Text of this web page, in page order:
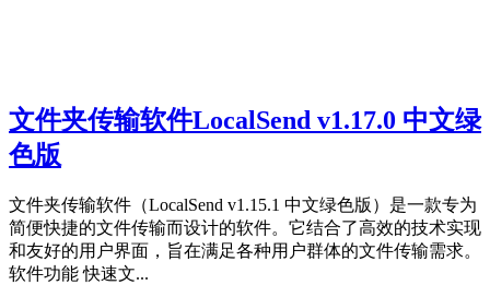
文件夹传输软件LocalSend v1.17.0 中文绿
色版
文件夹传输软件（LocalSend v1.15.1 中文绿色版）是一款专为
简便快捷的文件传输而设计的软件。它结合了高效的技术实现
和友好的用户界面，旨在满足各种用户群体的文件传输需求。
软件功能 快速文...